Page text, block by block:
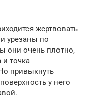
жертвовать
урезаны по
они очень плотно,
и точка
привыкнуть
у него